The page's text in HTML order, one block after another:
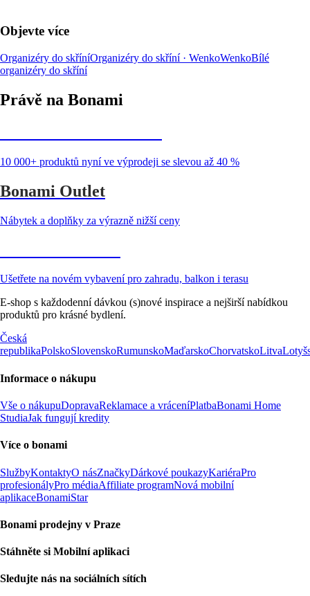
Objevte více
Organizéry do skříníOrganizéry do skříní · WenkoWenkoBílé
organizéry do skříní
Právě na Bonami
10 000+ produktů nyní ve výprodeji se slevou až 40 %
Bonami Outlet
Nábytek a doplňky za výrazně nižší ceny
Ušetřete na novém vybavení pro zahradu, balkon i terasu
E-shop s každodenní dávkou (s)nové inspirace a nejširší nabídkou
produktů pro krásné bydlení.
Česká
republikaPolskoSlovenskoRumunskoMaďarskoChorvatskoLitva
Informace o nákupu
Vše o nákupuDopravaReklamace a vráceníPlatbaBonami Home
StudiaJak fungují kredity
Více o bonami
SlužbyKontaktyO násZnačkyDárkové poukazyKariéraPro
profesionályPro médiaAffiliate programNová mobilní
aplikaceBonamiStar
Bonami prodejny v Praze
Stáhněte si Mobilní aplikaci
Sledujte nás na sociálních sítích